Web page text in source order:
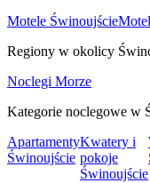
Motele Świnoujście
Regiony w okolicy
Noclegi Morze
Kategorie noclegowe w
Apartamenty
Świnoujście
Kwatery i
pokoje
Świnoujście